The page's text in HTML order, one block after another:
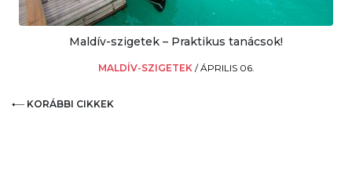
Maldív-szigetek – Praktikus tanácsok!
MALDÍV-SZIGETEK /ÁPRILIS 06.
KORÁBBI CIKKEK